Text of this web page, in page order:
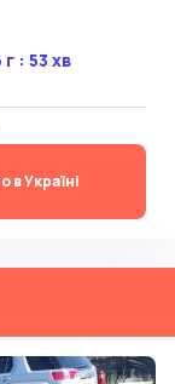
: 53 хв
в Україні